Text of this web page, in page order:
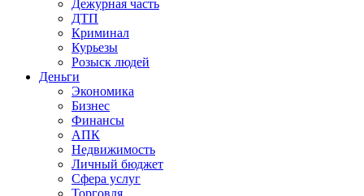
Дежурная часть
ДТП
Криминал
Курьезы
Розыск людей
Деньги
Экономика
Бизнес
Финансы
АПК
Недвижимость
Личный бюджет
Сфера услуг
Торговля